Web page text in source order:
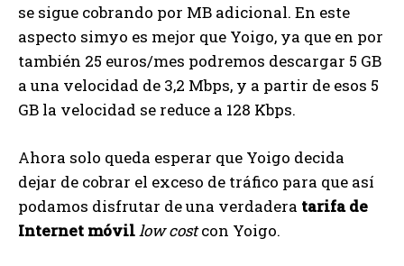
se sigue cobrando por MB adicional. En este
aspecto simyo es mejor que Yoigo, ya que en por
también 25 euros/mes podremos descargar 5 GB
a una velocidad de 3,2 Mbps, y a partir de esos 5
GB la velocidad se reduce a 128 Kbps.
Ahora solo queda esperar que Yoigo decida
dejar de cobrar el exceso de tráfico para que así
podamos disfrutar de una verdadera tarifa de
Internet móvillow costcon Yoigo.